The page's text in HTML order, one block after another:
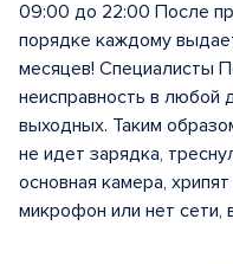
09:00 до 22:00 После
порядке каждому
месяцев! Специалисты
неисправность в
выходных. Таким
не идет зарядка,
основная камера,
микрофон или нет сети,